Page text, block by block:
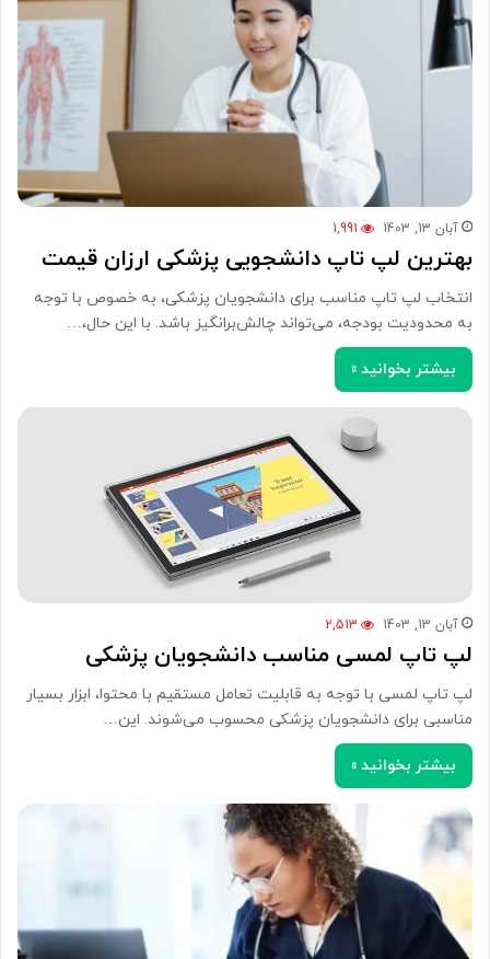
آبان 13, 1403 1,991
بهترین لپ تاپ دانشجویی پزشکی ارزان قیمت
انتخاب لپ تاپ مناسب برای دانشجویان پزشکی، به خصوص با توجه
به محدودیت بودجه، می‌تواند چالش‌برانگیز باشد. با این حال،…
بیشتر بخوانید »
آبان 13, 1403 2,513
لپ تاپ لمسی مناسب دانشجویان پزشکی
لپ تاپ لمسی با توجه به قابلیت تعامل مستقیم با محتوا، ابزار بسیار
مناسبی برای دانشجویان پزشکی محسوب می‌شوند. این…
بیشتر بخوانید »